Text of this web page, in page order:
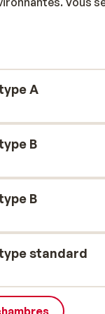
des escaliers
compte divers
votre séjour.
main!
A
B
B
standard